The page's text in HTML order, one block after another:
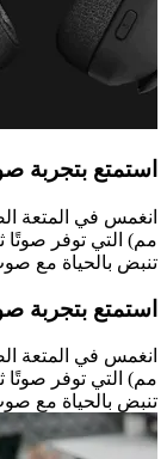
استمتع بتجربة
مم) التي توفر صوتًا
تنبض بالحياة مع
استمتع بتجربة
مم) التي توفر صوتًا
تنبض بالحياة مع